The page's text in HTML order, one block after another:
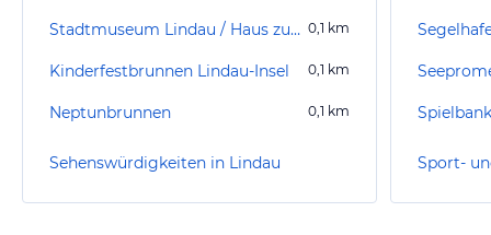
Stadtmuseum Lindau / Haus zum Cavazzen 0,1 km
Kinderfestbrunnen Lindau-Insel 0,1 km
Neptunbrunnen 0,1 km
Sehenswürdigkeiten in Lindau Sport-